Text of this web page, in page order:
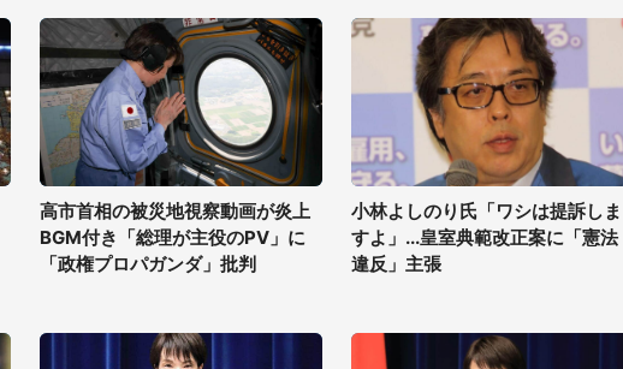
高市首相の被災地視察動画が炎上
BGM付き「総理が主役のPV」に
「政権プロパガンダ」批判
小林よしのり氏「ワシは提訴しま
すよ」...皇室典範改正案に「憲法
違反」主張